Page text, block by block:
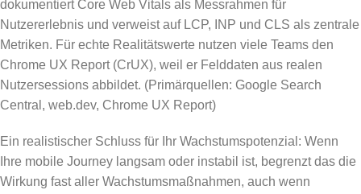
dokumentiert Core Web Vitals als Messrahmen für
Nutzererlebnis und verweist auf LCP, INP und CLS als zentrale
Metriken. Für echte Realitätswerte nutzen viele Teams den
Chrome UX Report (CrUX), weil er Felddaten aus realen
Nutzersessions abbildet. (Primärquellen: Google Search
Central, web.dev, Chrome UX Report)
Ein realistischer Schluss für Ihr Wachstumspotenzial: Wenn
Ihre mobile Journey langsam oder instabil ist, begrenzt das die
Wirkung fast aller Wachstumsmaßnahmen, auch wenn